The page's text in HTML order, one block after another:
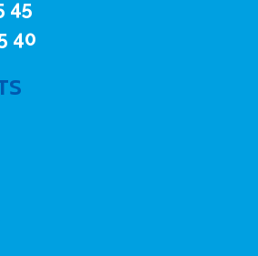
45
40